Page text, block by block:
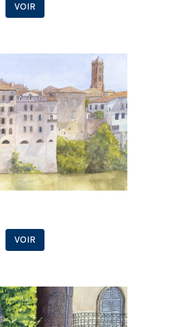
VOIR
VOIR